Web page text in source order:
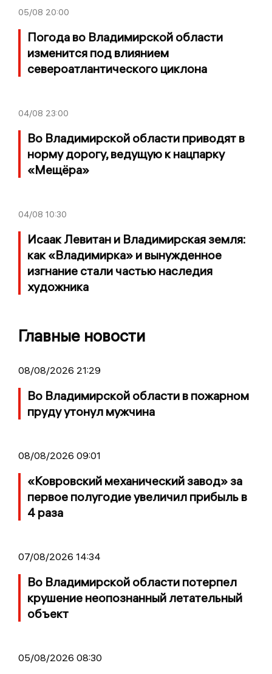
05/08 20:00
Погода во Владимирской области
изменится под влиянием
североатлантического циклона
04/08 23:00
Во Владимирской области приводят в
норму дорогу, ведущую к нацпарку
«Мещёра»
04/08 10:30
Исаак Левитан и Владимирская земля:
как «Владимирка» и вынужденное
изгнание стали частью наследия
художника
Главные новости
08/08/2026 21:29
Во Владимирской области в пожарном
пруду утонул мужчина
08/08/2026 09:01
«Ковровский механический завод» за
первое полугодие увеличил прибыль в
4 раза
07/08/2026 14:34
Во Владимирской области потерпел
крушение неопознанный летательный
объект
05/08/2026 08:30